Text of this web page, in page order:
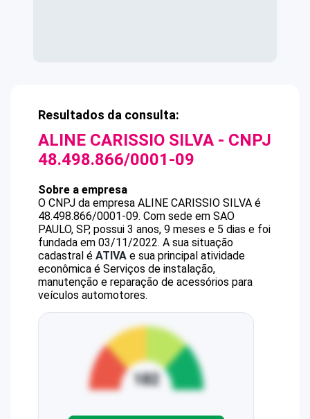
Resultados da consulta:
ALINE CARISSIO SILVA - CNPJ
48.498.866/0001-09
Sobre a empresa
O CNPJ da empresa ALINE CARISSIO SILVA é
48.498.866/0001-09. Com sede em SAO
PAULO, SP, possui 3 anos, 9 meses e 5 dias e foi
fundada em 03/11/2022. A sua situação
cadastral é ATIVA e sua principal atividade
econômica é Serviços de instalação,
manutenção e reparação de acessórios para
veículos automotores.